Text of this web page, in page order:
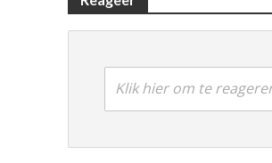
Klik hier om te